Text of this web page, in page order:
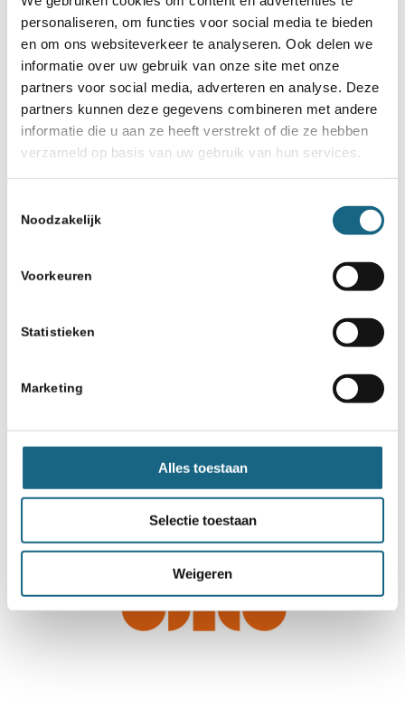
personaliseren, om functies voor social media te bieden
en om ons websiteverkeer te analyseren. Ook delen we
informatie over uw gebruik van onze site met onze
partners voor social media, adverteren en analyse. Deze
partners kunnen deze gegevens combineren met andere
informatie die u aan ze heeft verstrekt of die ze hebben
verzameld op basis van uw gebruik van hun services.
Noodzakelijk
Voorkeuren
Statistieken
Marketing
Alles toestaan
Selectie toestaan
Weigeren